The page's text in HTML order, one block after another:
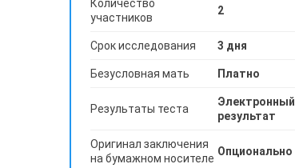
Количество
участников
2
Срок исследования 3 дня
Безусловная мать Платно
Результаты теста
Электронный
результат
Оригинал заключения
на бумажном носителе
Опционально